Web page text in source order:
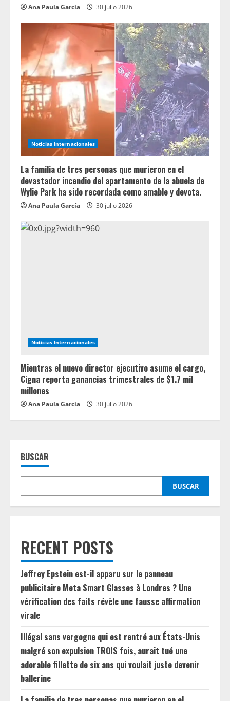
Ana Paula García 30 julio 2026
Noticias Internacionales
La familia de tres personas que murieron en el
devastador incendio del apartamento de la abuela de
Wylie Park ha sido recordada como amable y devota.
Ana Paula García 30 julio 2026
Noticias Internacionales
Mientras el nuevo director ejecutivo asume el cargo,
Cigna reporta ganancias trimestrales de $1.7 mil
millones
Ana Paula García 30 julio 2026
BUSCAR
BUSCAR
RECENT POSTS
Jeffrey Epstein est-il apparu sur le panneau
publicitaire Meta Smart Glasses à Londres ? Une
vérification des faits révèle une fausse affirmation
virale
Illégal sans vergogne qui est rentré aux États-Unis
malgré son expulsion TROIS fois, aurait tué une
adorable fillette de six ans qui voulait juste devenir
ballerine